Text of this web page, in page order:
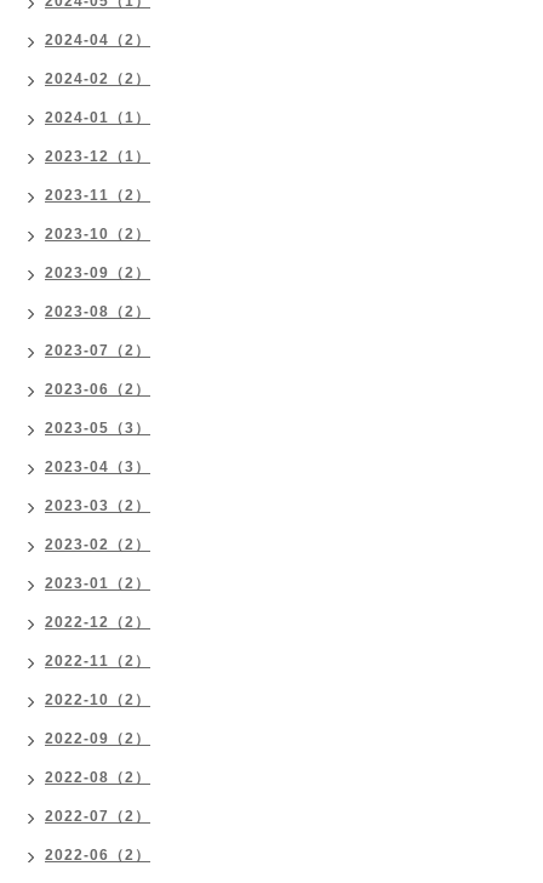
2024-04（2）
2024-02（2）
2024-01（1）
2023-12（1）
2023-11（2）
2023-10（2）
2023-09（2）
2023-08（2）
2023-07（2）
2023-06（2）
2023-05（3）
2023-04（3）
2023-03（2）
2023-02（2）
2023-01（2）
2022-12（2）
2022-11（2）
2022-10（2）
2022-09（2）
2022-08（2）
2022-07（2）
2022-06（2）